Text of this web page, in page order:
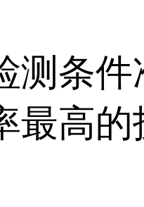
测条
最高